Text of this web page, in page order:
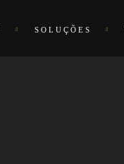
SOLUÇÕES